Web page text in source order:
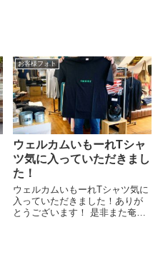
お客様フォト
ウェルカムいもーれTシャ
ツ気に入っていただきまし
た！
ウェルカムいもーれTシャツ気に
入っていただきました！ありが
とうございます！ 是非また奄美